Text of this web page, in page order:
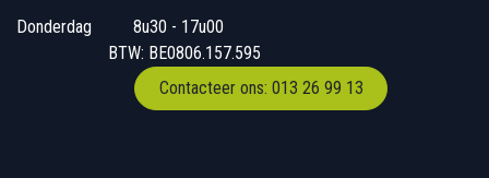
Donderdag
​​8u30 - 17u00
BTW: BE0806.157.595
Contacteer ons: 013 26 99 13